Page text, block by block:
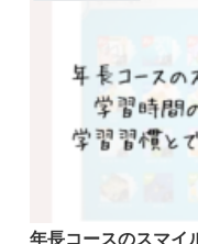
年長コースのスマイ